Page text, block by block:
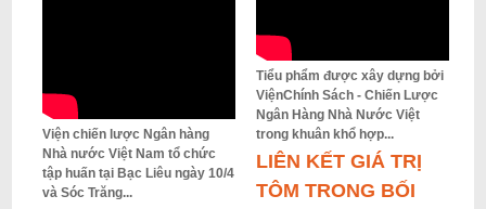
Viện chiến lược Ngân hàng
Nhà nước Việt Nam tổ chức
tập huấn tại Bạc Liêu ngày 10/4
và Sóc Trăng...
Tiểu phẩm được xây dựng bởi
ViệnChính Sách - Chiến Lược
Ngân Hàng Nhà Nước Việt
trong khuân khổ hợp...
LIÊN KẾT GIÁ TRỊ
TÔM TRONG BỐI